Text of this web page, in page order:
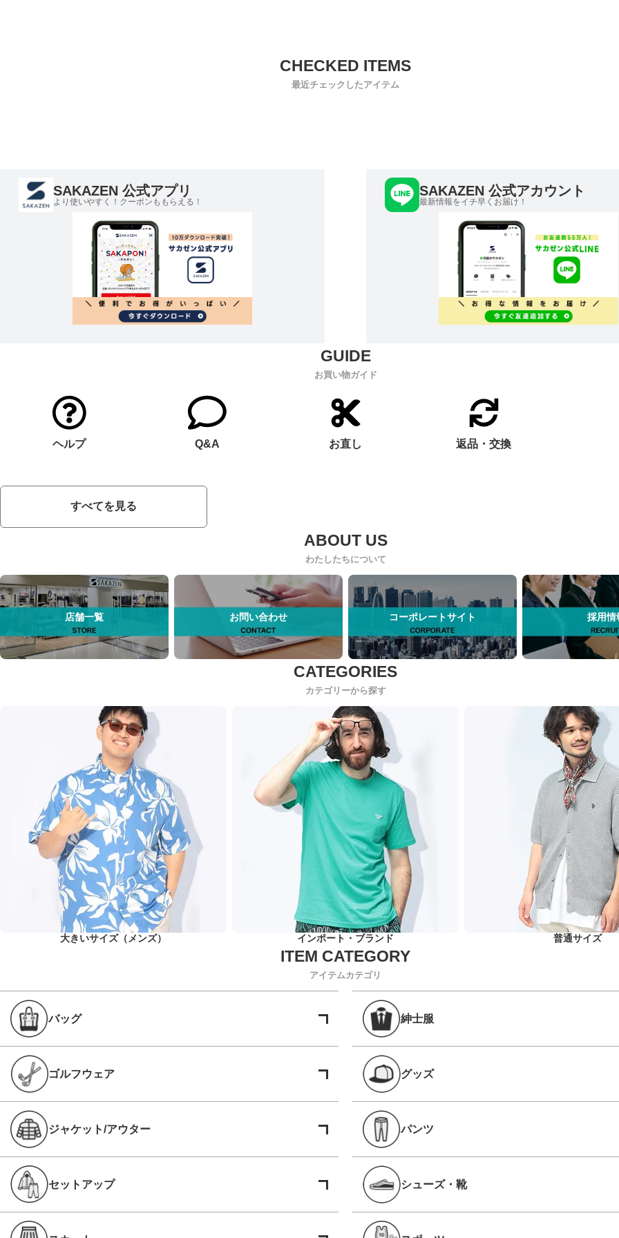
最近チェックしたアイテム
SAKAZEN 公式アプリ
より使いやすく！クーポンももらえる！
SAKAZEN 公式アカウント
最新情報をイチ早くお届け！
お買い物ガイド
ヘルプ Q&A お直し 返品・交換
すべてを見る
わたしたちについて
店舗一覧 お問い合わせ コーポレートサイト 採用情
カテゴリーから探す
大きいサイズ（メンズ） インポート・ブランド 普通サイズ
アイテムカテゴリ
バッグ 紳士服
ゴルフウェア グッズ
ジャケット/アウター パンツ
セットアップ シューズ・靴